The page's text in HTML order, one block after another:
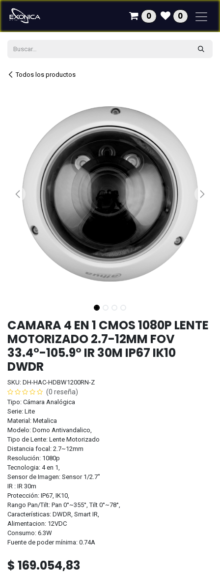
Ir al contenido
0 0
Todos los productos
CAMARA 4 EN 1 CMOS 1080P LENTE
MOTORIZADO 2.7-12MM FOV
33.4°-105.9° IR 30M IP67 IK10
DWDR
SKU: DH-HAC-HDBW1200RN-Z
(0 reseña)
Tipo: Cámara Analógica
Serie: Lite
Material: Metalica
Modelo: Domo Antivandalico,
Tipo de Lente: Lente Motorizado
Distancia focal: 2.7~12mm
Resolución: 1080p
Tecnologia: 4 en 1,
Sensor de Imagen: Sensor 1/2.7"
IR : IR 30m
Protección: IP67, IK10,
Rango Pan/Tilt: Pan 0°~355°, Tilt 0°~78°,
Características: DWDR, Smart IR,
Alimentacion: 12VDC
Consumo: 6.3W
Fuente de poder mínima: 0.74A
$ 169.054,83